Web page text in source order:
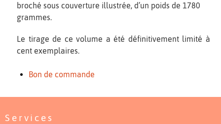
broché sous couverture illustrée, d’un poids de 1780
grammes.
Le tirage de ce volume a été définitivement limité à
cent exemplaires.
Bon de commande
Services